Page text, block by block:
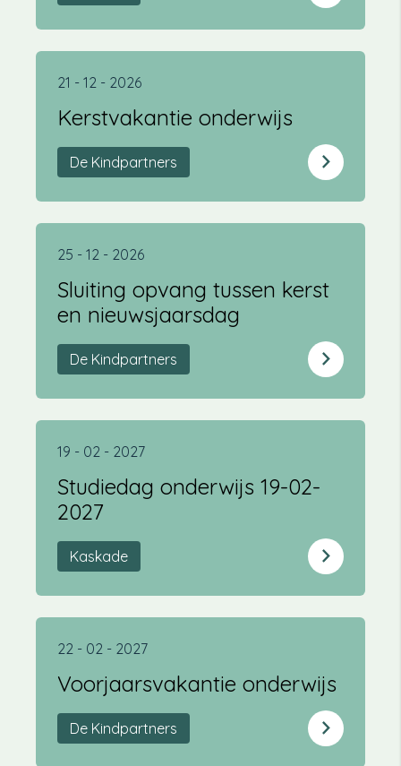
21 - 12 - 2026
Kerstvakantie onderwijs
De Kindpartners
25 - 12 - 2026
Sluiting opvang tussen kerst
en nieuwsjaarsdag
De Kindpartners
19 - 02 - 2027
Studiedag onderwijs 19-02-
2027
Kaskade
22 - 02 - 2027
Voorjaarsvakantie onderwijs
De Kindpartners